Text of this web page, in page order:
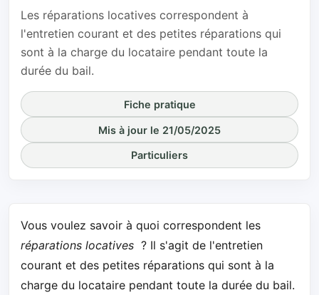
Les réparations locatives correspondent à
l'entretien courant et des petites réparations qui
sont à la charge du locataire pendant toute la
durée du bail.
Fiche pratique
Mis à jour le 21/05/2025
Particuliers
Vous voulez savoir à quoi correspondent les
réparations locatives ? Il s'agit de l'entretien
courant et des petites réparations qui sont à la
charge du locataire pendant toute la durée du bail.